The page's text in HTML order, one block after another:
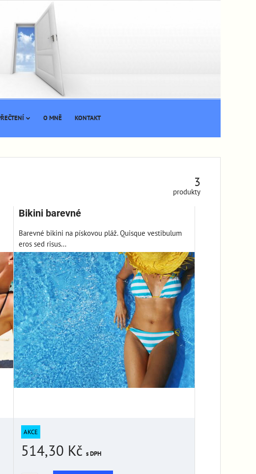
O MNĚ KONTAKT
3
produkty
Bikini barevné
Barevné bikini na pískovou pláž. Quisque vestibulum
eros sed risus...
AKCE
514,30 Kč s DPH